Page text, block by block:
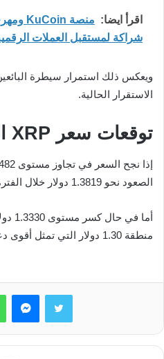
اقرأ ايضا:
شراكة لمستقبل العملات
ويعكس ذلك استمرار سيطرة
الاستقرار الحالية.
توقعات سعر XRP اليوم
الصعود نحو 1.3819 دولار خلال الفترة القادمة.
أما
منطقة 1.30 دولار التي تمثل أقوى دعم حالي للعملة.
تويتر